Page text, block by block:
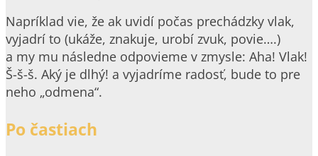
Napríklad vie, že ak uvidí počas prechádzky vlak,
vyjadrí to (ukáže, znakuje, urobí zvuk, povie….)
a my mu následne odpovieme v zmysle: Aha! Vlak!
Š-š-š. Aký je dlhý! a vyjadríme radosť, bude to pre
neho „odmena“.
Po častiach